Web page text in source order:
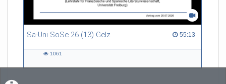
Sa-Uni SoSe 26 (13) Gelz 55:13
55:13 duration
1061